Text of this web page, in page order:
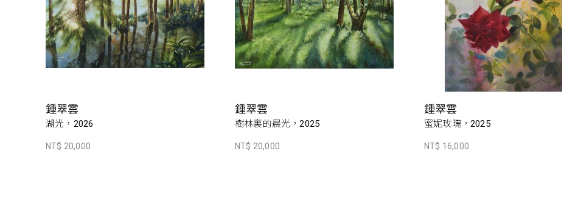
鍾翠雲
湖光，2026
NT$ 20,000
鍾翠雲
樹林裏的晨光，2025
NT$ 20,000
鍾翠雲
蜜妮玫瑰，2025
NT$ 16,000